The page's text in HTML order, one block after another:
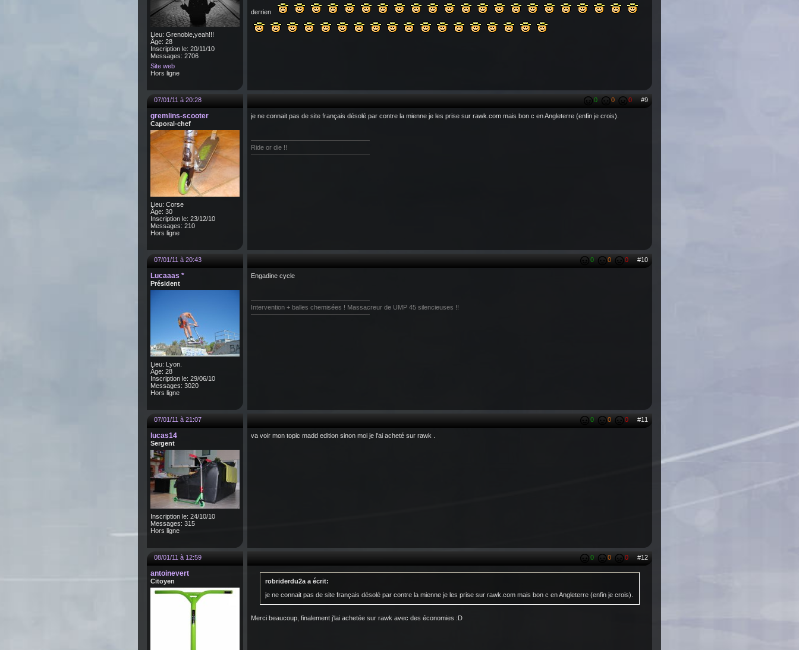
Lieu: Grenoble,yeah!!!
Âge: 28
Inscription le: 20/11/10
Messages: 2706
Site web
Hors ligne
derrien
0 0 0 #9
07/01/11 à 20:28
gremlins-scooter
Caporal-chef
Lieu: Corse
Âge: 30
Inscription le: 23/12/10
Messages: 210
Hors ligne
je ne connait pas de site français désolé par contre la mienne je les prise sur rawk.com mais bon c en Angleterre (enfin je crois).
Ride or die !!
0 0 0 #10
07/01/11 à 20:43
Lucaaas *
Président
Lieu: Lyon.
Âge: 28
Inscription le: 29/06/10
Messages: 3020
Hors ligne
Engadine cycle
Intervention + balles chemisées ! Massacreur de UMP 45 silencieuses !!
0 0 0 #11
07/01/11 à 21:07
lucas14
Sergent
Inscription le: 24/10/10
Messages: 315
Hors ligne
va voir mon topic madd edition sinon moi je l'ai acheté sur rawk .
0 0 0 #12
08/01/11 à 12:59
antoinevert
Citoyen
robriderdu2a a écrit:
je ne connait pas de site français désolé par contre la mienne je les prise sur rawk.com mais bon c en Angleterre (enfin je crois).
Merci beaucoup, finalement j'lai achetée sur rawk avec des économies :D